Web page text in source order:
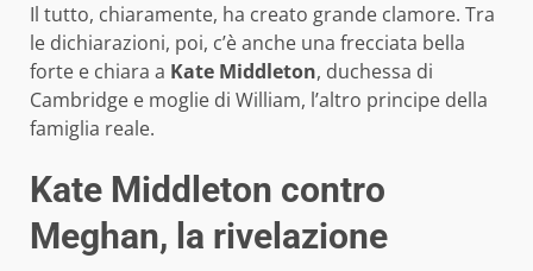
Il tutto, chiaramente, ha creato grande clamore. Tra
le dichiarazioni, poi, c’è anche una frecciata bella
forte e chiara a Kate Middleton, duchessa di
Cambridge e moglie di William, l’altro principe della
famiglia reale.
Kate Middleton contro
Meghan, la rivelazione